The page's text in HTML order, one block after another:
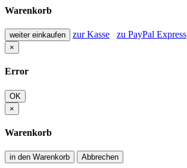
Warenkorb
weiter einkaufen zur Kasse zu PayPal Express
×
Error
OK
×
Warenkorb
in den Warenkorb Abbrechen